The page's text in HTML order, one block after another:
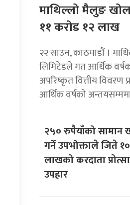
माथिल्लो मैलुङ
११ करोड १२ लाख
२२ साउन, काठमाडाैं ।
लिमिटेडले गत आर्थिक
अपरिष्कृत वित्तीय विवरण
आर्थिक वर्षको
२५० रुपैयाँको सामान
गर्ने उपभोक्ताले जिते १०
लाखको करदाता
उपहार